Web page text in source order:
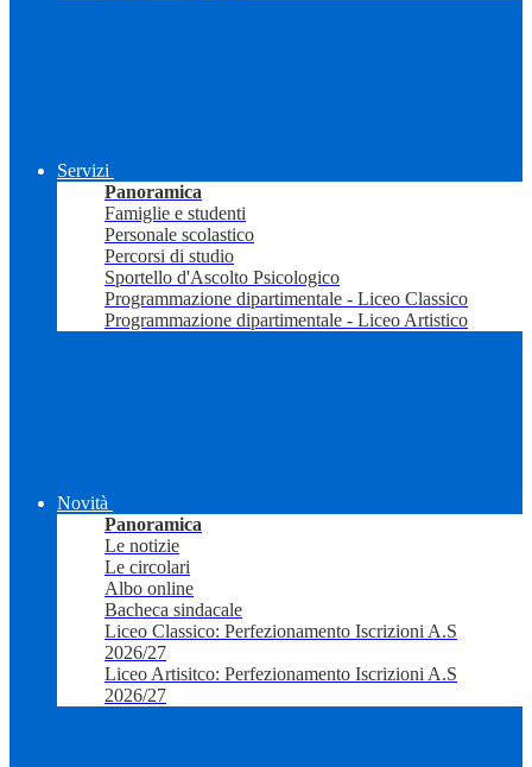
Servizi
Panoramica
Famiglie e studenti
Personale scolastico
Percorsi di studio
Sportello d'Ascolto Psicologico
Programmazione dipartimentale - Liceo Classico
Programmazione dipartimentale - Liceo Artistico
Novità
Panoramica
Le notizie
Le circolari
Albo online
Bacheca sindacale
Liceo Classico: Perfezionamento Iscrizioni A.S
2026/27
Liceo Artisitco: Perfezionamento Iscrizioni A.S
2026/27